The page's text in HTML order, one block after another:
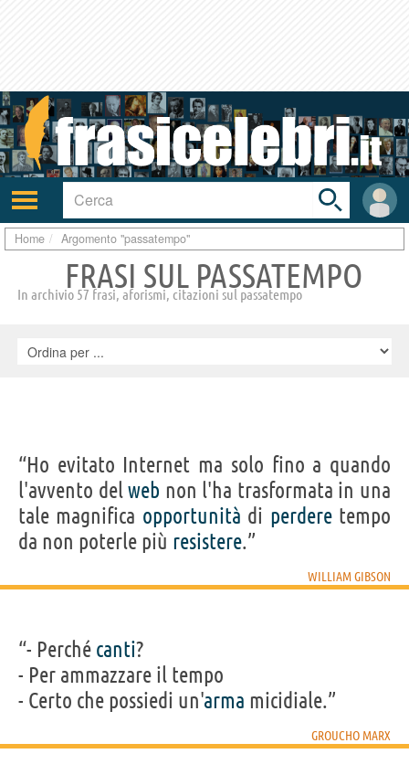
Attiva/disattiva
navigazione
User
area
Toggle
search
bar
Home Argomento "passatempo"
FRASI SUL PASSATEMPO
In archivio 57 frasi, aforismi, citazioni sul passatempo
“Ho evitato Internet ma solo fino a quando
l'avvento delweb non l'ha trasformata in una
tale magnifica opportunità di perderetempo
da non poterle più resistere.”
WILLIAM GIBSON
“- Perché canti?
- Per ammazzare il tempo
- Certo che possiedi un'arma micidiale.”
GROUCHO MARX